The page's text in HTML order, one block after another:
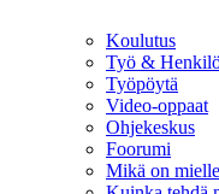
Koulutus
Työ &
Työpöytä
Video-oppaat
Ohjekeskus
Foorumi
Mikä on